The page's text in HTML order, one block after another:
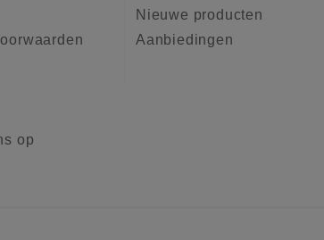
op
Nieuwe producten
Aanbiedingen